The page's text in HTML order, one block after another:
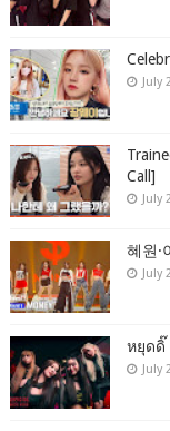
July
Call]
July
혜원·
July
หยุดดิ๊
July